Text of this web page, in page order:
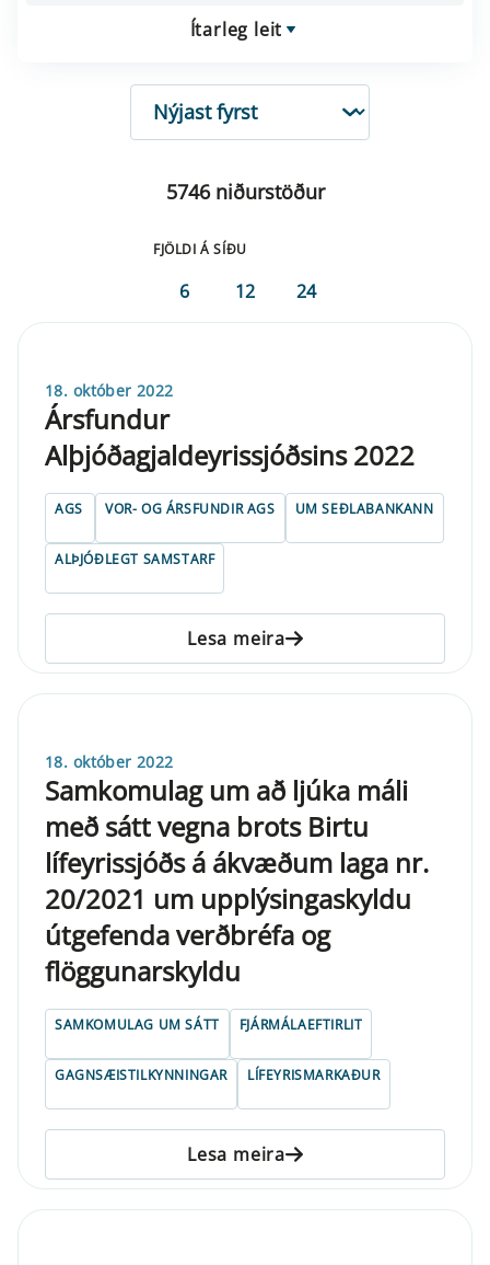
Ítarleg leit
RÖÐUN
5746 niðurstöður
FJÖLDI Á SÍÐU
6 12 24
18. október 2022
Ársfundur
Alþjóðagjaldeyrissjóðsins 2022
AGS VOR- OG ÁRSFUNDIR AGS UM SEÐLABANKANN
ALÞJÓÐLEGT SAMSTARF
Lesa meira
18. október 2022
Samkomulag um að ljúka máli
með sátt vegna brots Birtu
lífeyrissjóðs á ákvæðum laga nr.
20/2021 um upplýsingaskyldu
útgefenda verðbréfa og
flöggunarskyldu
SAMKOMULAG UM SÁTT FJÁRMÁLAEFTIRLIT
GAGNSÆISTILKYNNINGAR LÍFEYRISMARKAÐUR
Lesa meira